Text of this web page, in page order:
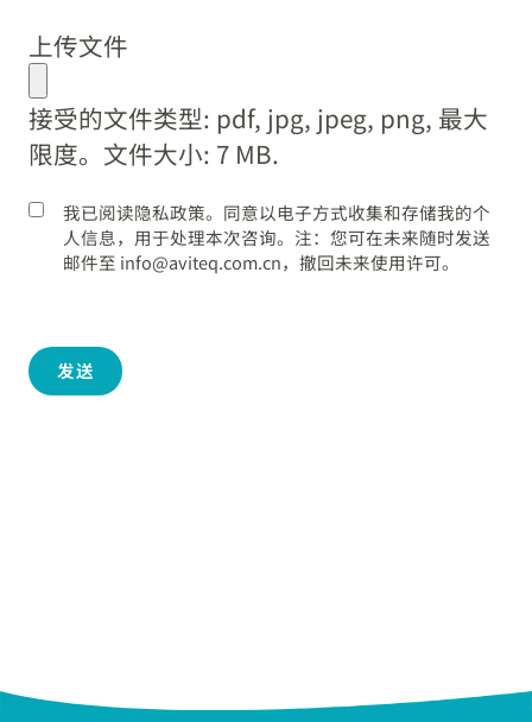
MM
YYYY
上传文件
接受的文件类型: pdf, jpg, jpeg, png, 最大
限度。文件大小: 7 MB.
我已阅读隐私政策。同意以电子方式收集和存储我的个
人信息，用于处理本次咨询。注：您可在未来随时发送
邮件至 info@aviteq.com.cn，撤回未来使用许可。
发送